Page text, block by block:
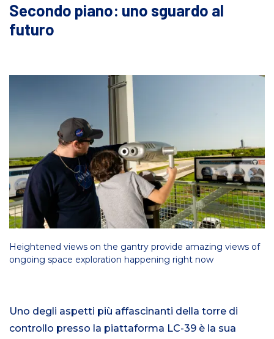
Secondo piano: uno sguardo al
futuro
Heightened views on the gantry provide amazing views of
ongoing space exploration happening right now
Uno degli aspetti più affascinanti della torre di
controllo presso la piattaforma LC-39 è la sua